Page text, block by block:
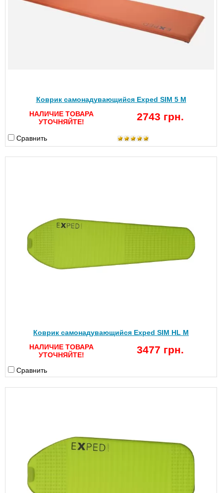
Коврик самонадувающийся Exped SIM 5 M
НАЛИЧИЕ ТОВАРА
УТОЧНЯЙТЕ!
2743 грн.
Сравнить
Коврик самонадувающийся Exped SIM HL M
НАЛИЧИЕ ТОВАРА
УТОЧНЯЙТЕ!
3477 грн.
Сравнить